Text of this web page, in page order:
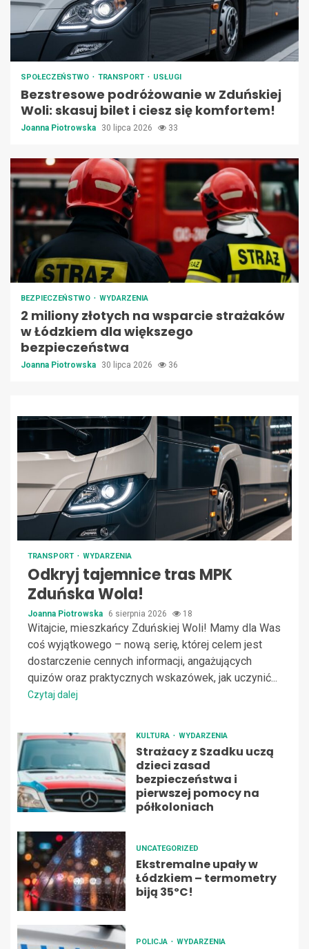
SPOŁECZEŃSTWO TRANSPORT USŁUGI
Bezstresowe podróżowanie w Zduńskiej
Woli: skasuj bilet i ciesz się komfortem!
Joanna Piotrowska 30 lipca 2026 33
BEZPIECZEŃSTWO WYDARZENIA
2 miliony złotych na wsparcie strażaków
w Łódzkiem dla większego
bezpieczeństwa
Joanna Piotrowska 30 lipca 2026 36
TRANSPORT WYDARZENIA
Odkryj tajemnice tras MPK
Zduńska Wola!
Joanna Piotrowska 6 sierpnia 2026 18
Witajcie, mieszkańcy Zduńskiej Woli! Mamy dla Was
coś wyjątkowego – nową serię, której celem jest
dostarczenie cennych informacji, angażujących
quizów oraz praktycznych wskazówek, jak uczynić...
Czytaj dalej
KULTURA WYDARZENIA
Strażacy z Szadku uczą
dzieci zasad
bezpieczeństwa i
pierwszej pomocy na
półkoloniach
UNCATEGORIZED
Ekstremalne upały w
Łódzkiem – termometry
biją 35ºC!
POLICJA WYDARZENIA